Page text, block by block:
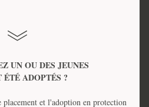
UN OU DES JEUNES
ÉTÉ ADOPTÉS ?
et l'adoption en protection